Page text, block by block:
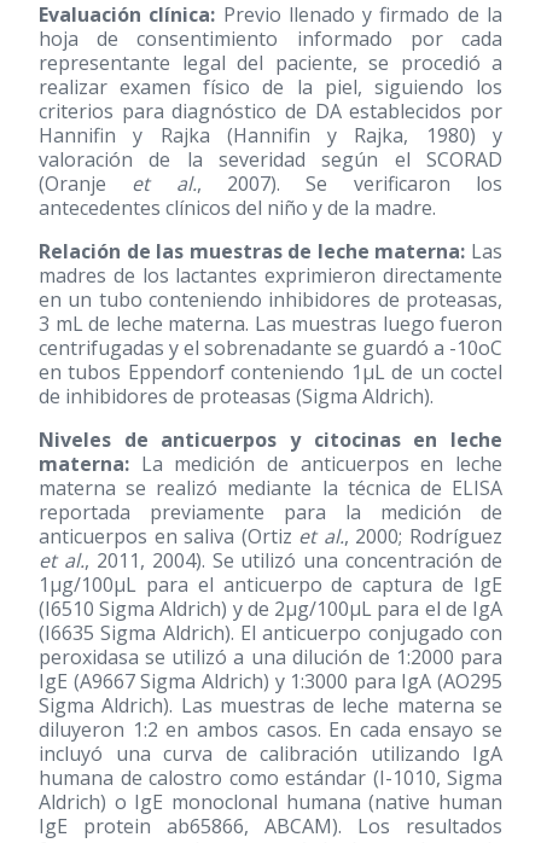
Evaluación clínica: Previo llenado y firmado de la
hoja de consentimiento informado por cada
representante legal del paciente, se procedió a
realizar examen físico de la piel, siguiendo los
criterios para diagnóstico de DA establecidos por
Hannifin y Rajka (Hannifin y Rajka, 1980) y
valoración de la severidad según el SCORAD
(Oranje et al., 2007). Se verificaron los
antecedentes clínicos del niño y de la madre.
Relación de las muestras de leche materna: Las
madres de los lactantes exprimieron directamente
en un tubo conteniendo inhibidores de proteasas,
3 mL de leche materna. Las muestras luego fueron
centrifugadas y el sobrenadante se guardó a -10oC
en tubos Eppendorf conteniendo 1μL de un coctel
de inhibidores de proteasas (Sigma Aldrich).
Niveles de anticuerpos y citocinas en leche
materna: La medición de anticuerpos en leche
materna se realizó mediante la técnica de ELISA
reportada previamente para la medición de
anticuerpos en saliva (Ortiz et al., 2000; Rodríguez
et al., 2011, 2004). Se utilizó una concentración de
1μg/100μL para el anticuerpo de captura de IgE
(I6510 Sigma Aldrich) y de 2μg/100μL para el de IgA
(I6635 Sigma Aldrich). El anticuerpo conjugado con
peroxidasa se utilizó a una dilución de 1:2000 para
IgE (A9667 Sigma Aldrich) y 1:3000 para IgA (AO295
Sigma Aldrich). Las muestras de leche materna se
diluyeron 1:2 en ambos casos. En cada ensayo se
incluyó una curva de calibración utilizando IgA
humana de calostro como estándar (I-1010, Sigma
Aldrich) o IgE monoclonal humana (native human
IgE protein ab65866, ABCAM). Los resultados